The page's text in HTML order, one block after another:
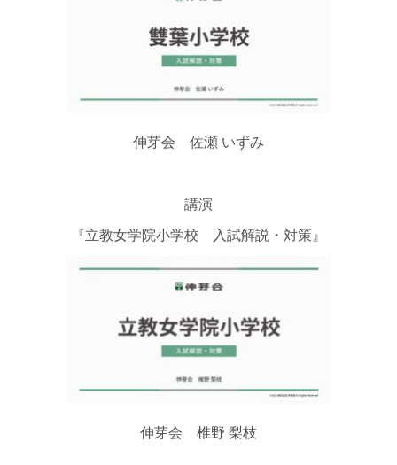
伸芽会 佐瀬 いずみ
講演
『立教女学院小学校 入試解説・対策』
伸芽会 椎野 梨枝